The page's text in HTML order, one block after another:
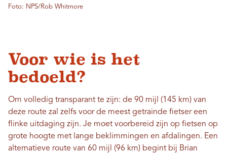
Foto: NPS/Rob Whitmore
Voor wie is het
bedoeld?
Om volledig transparant te zijn: de 90 mijl (145 km) van
deze route zal zelfs voor de meest getrainde fietser een
flinke uitdaging zijn. Je moet voorbereid zijn op fietsen op
grote hoogte met lange beklimmingen en afdalingen. Een
alternatieve route van 60 mijl (96 km) begint bij Brian